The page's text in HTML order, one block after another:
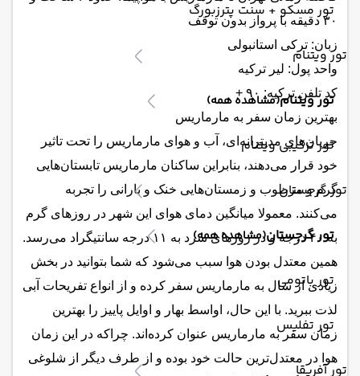
تور مسکو + سنت پترزبورگ
تور ویتنام
تور ویتنام(مشاهده همه)
تور ترکیبی ویتنام
تور گرجستان
تور گرجستان(مشاهده همه)
تور باتومی
تور تفلیس
تور آفریقا
۳۰ دقیقه با پرواز بدون توقف
زبان: ترکی استانبولی
واحد پول: لیر ترکیه
کد تلفن ترکیه: ۹۰ +
بهترین زمان سفر به مارماریس
جریان‌های مدیترانه‌ای، آب و هوای مارماریس را تحت تاثیر
خود قرار می‌دهند، بنابراین ساکنان مارماریس تابستان‌هایی
گرم و مرطوب و زمستان‌هایی خنک و بارانی را تجربه
می‌کنند. معمولا میانگین دمای هوای این شهر در روزهای گرم
به ۴۰ درجه و در روزهای سرد به ۱۱ درجه سانتیگراد می‌رسد.
همین معتدل بودن هوا سبب می‌شود که شما بتوانید در بخش
زیادی از سال به مارماریس سفر کرده و از انواع تفریحات آبی
لذت ببرید. با این حال، اواسط بهار و اوایل پاییز را بهترین
زمان سفر به مارماریس عنوان کرده‌اند. چرا‌که در این زمان
هوا در معتدل‌ترین حالت خود بوده و از طرف دیگر از شلوغی